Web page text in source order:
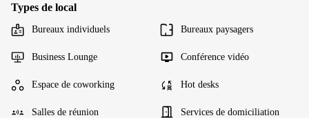
Types de local
Bureaux individuels Bureaux paysagers
Business Lounge Conférence vidéo
Espace de coworking Hot desks
Salles de réunion Services de domiciliation